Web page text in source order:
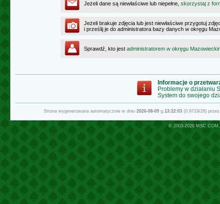
Jeżeli dane są niewłaściwe lub niepełne, skorzystaj z
Jeżeli brakuje zdjęcia lub jest niewłaściwe przygotuj
i prześlij je do administratora bazy danych w okręgu
Sprawdź, kto jest administratorem w okręgu
Informacje o
Problemy w działaniu
System do swojego
Strona wygenerowana automatycznie w dniu 2026-08-09g.13:22:03(0.9719/26)
© 2003-2026